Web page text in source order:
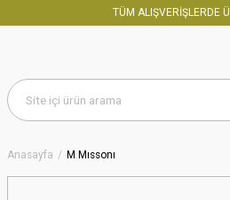
TÜM ALIŞVERİŞLERDE
Anasayfa M Mıssonı